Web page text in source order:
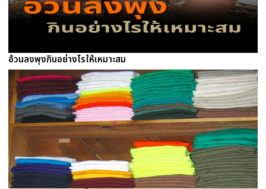
อ้วนลงพุงกินอย่างไรให้เหมาะสม